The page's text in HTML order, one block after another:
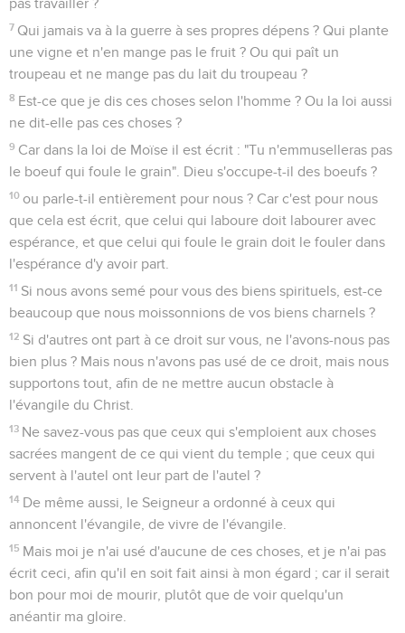
pas travailler ?
7 Qui jamais va à la guerre à ses propres dépens ? Qui plante
une vigne et n'en mange pas le fruit ? Ou qui paît un
troupeau et ne mange pas du lait du troupeau ?
8 Est-ce que je dis ces choses selon l'homme ? Ou la loi aussi
ne dit-elle pas ces choses ?
9 Car dans la loi de Moïse il est écrit : "Tu n'emmuselleras pas
le boeuf qui foule le grain". Dieu s'occupe-t-il des boeufs ?
10 ou parle-t-il entièrement pour nous ? Car c'est pour nous
que cela est écrit, que celui qui laboure doit labourer avec
espérance, et que celui qui foule le grain doit le fouler dans
l'espérance d'y avoir part.
11 Si nous avons semé pour vous des biens spirituels, est-ce
beaucoup que nous moissonnions de vos biens charnels ?
12 Si d'autres ont part à ce droit sur vous, ne l'avons-nous pas
bien plus ? Mais nous n'avons pas usé de ce droit, mais nous
supportons tout, afin de ne mettre aucun obstacle à
l'évangile du Christ.
13 Ne savez-vous pas que ceux qui s'emploient aux choses
sacrées mangent de ce qui vient du temple ; que ceux qui
servent à l'autel ont leur part de l'autel ?
14 De même aussi, le Seigneur a ordonné à ceux qui
annoncent l'évangile, de vivre de l'évangile.
15 Mais moi je n'ai usé d'aucune de ces choses, et je n'ai pas
écrit ceci, afin qu'il en soit fait ainsi à mon égard ; car il serait
bon pour moi de mourir, plutôt que de voir quelqu'un
anéantir ma gloire.